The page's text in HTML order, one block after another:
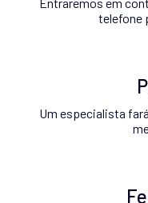
telefone
Um especialista